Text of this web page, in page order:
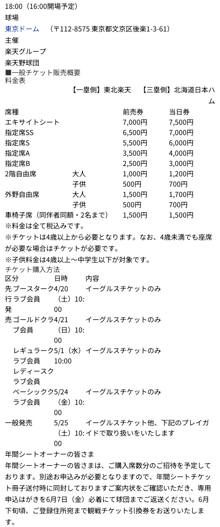
18:00（16:00開場予定）
球場
東京ドーム （〒112-8575 東京都文京区後楽1-3-61）
主催
楽天グループ
楽天野球団
■一般チケット販売概要
料金表
【一塁側】東北楽天 【三塁側】北海道日本ハ
ム
席種
前売券
当日券
エキサイトシート
7,000円
7,500円
指定席SS
6,500円
7,000円
指定席S
5,500円
6,000円
指定席A
3,500円
4,000円
指定席B
2,500円
3,000円
2階自由席
大人 1,000円
1,200円
子供
500円
700円
外野自由席
大人 1,500円
1,700円
子供
500円
700円
車椅子席（同伴者同額・2名まで）
1,500円
1,500円
※料金は全て税込みです。
※チケットは4歳以上から必要となります。なお、4歳未満でも座席
が必要な場合はチケットが必要です。
※子供料金は4歳以上～中学生以下が対象です。
チケット購入方法
区分
日時
内容
先
行
発
売
ブースターク
ラブ会員
4/20
（土）10:
00
イーグルスチケットのみ
ゴールドクラ
ブ会員
4/21
（日）10:
00
イーグルスチケットのみ
レギュラーク
ラブ会員
5/1（水）
10:00
イーグルスチケットのみ
レディースク
ラブ会員
ベーシックク
ラブ会員
5/24
（金）10:
00
イーグルスチケットのみ
一般発売
5/25
（土）10:
00
イーグルスチケット他、下記のプレイガ
イドで取り扱いをいたします
年間シートオーナーの皆さま
年間シートオーナーの皆さまは、ご購入席数分のご招待を予定して
おります。別途お申込みが必要となりますので、年間シートチケッ
ト冊子送付時に同封しておりますご案内状をご確認いただき、専用
申込はがきを6月7日（金）必着にて球団までご返送ください。6月
下旬頃、ご登録住所宛まで観戦チケット引換券をお送りいたしま
す。